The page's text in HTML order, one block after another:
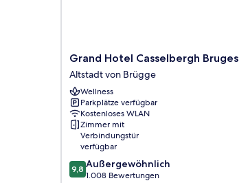
Grand
Hotel
Casselbergh
Bruges
Altstadt
von
Brügge
Grand Hotel Casselbergh Bruges
Altstadt von Brügge
Wellness
Parkplätze verfügbar
Kostenloses WLAN
Zimmer mit
Verbindungstür
verfügbar
9.8
von
9,8 Außergewöhnlich
1.008 Bewertungen